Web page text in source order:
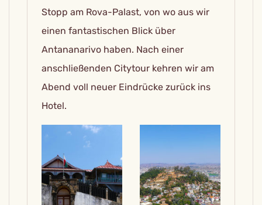
Stopp am Rova-Palast, von wo aus wir
einen fantastischen Blick über
Antananarivo haben. Nach einer
anschließenden Citytour kehren wir am
Abend voll neuer Eindrücke zurück ins
Hotel.